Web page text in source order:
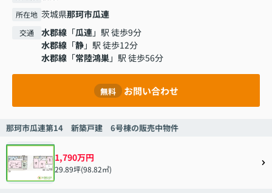
所在地 茨城県那珂市瓜連
交通 水郡線 「瓜連」駅 徒歩9分
水郡線 「静」駅 徒歩12分
水郡線 「常陸鴻巣」駅 徒歩56分
無料 お問い合わせ
那珂市瓜連第14 新築戸建 6号棟の販売中物件
1,790万円
29.89坪(98.82㎡)